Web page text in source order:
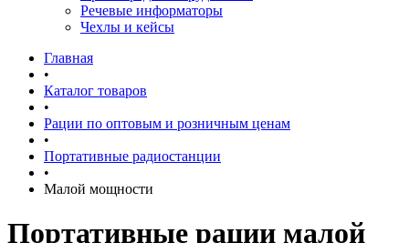
Речевые информаторы
Чехлы и кейсы
Главная
•
Каталог товаров
•
Рации по оптовым и розничным ценам
•
Портативные радиостанции
•
Малой мощности
Портативные рации малой